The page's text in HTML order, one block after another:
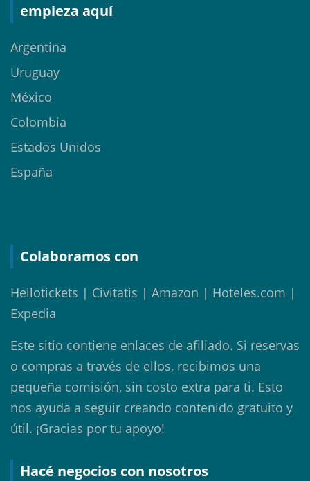
empieza aquí
Argentina
Uruguay
México
Colombia
Estados Unidos
España
Colaboramos con
Hellotickets | Civitatis | Amazon | Hoteles.com |
Expedia
Este sitio contiene enlaces de afiliado. Si reservas
o compras a través de ellos, recibimos una
pequeña comisión, sin costo extra para ti. Esto
nos ayuda a seguir creando contenido gratuito y
útil. ¡Gracias por tu apoyo!
Hacé negocios con nosotros